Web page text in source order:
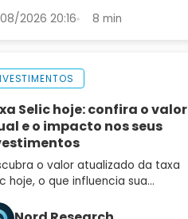
2026 20:16 8 min
Selic hoje: confira o valor
e o impacto nos seus
o valor atualizado da taxa
hoje, o que influencia sua
empréstimos e a